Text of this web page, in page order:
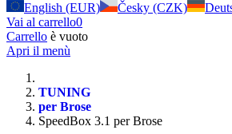
English (EUR)
Česky (CZK)
Vai al carrello0
Carrello è vuoto
Apri il menù
TUNING
per Brose
SpeedBox 3.1 per Brose